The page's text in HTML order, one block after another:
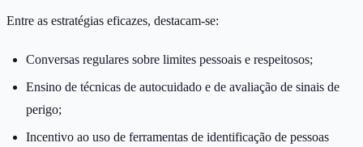
Entre as estratégias eficazes, destacam-se:
Conversas regulares sobre limites pessoais e respeitosos;
Ensino de técnicas de autocuidado e de avaliação de sinais de
perigo;
Incentivo ao uso de ferramentas de identificação de pessoas